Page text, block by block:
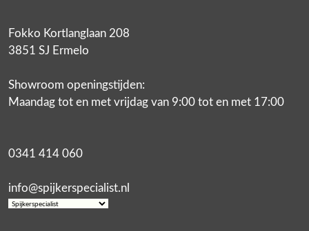
Fokko Kortlanglaan 208
3851 SJ Ermelo
Showroom openingstijden:
Maandag tot en met vrijdag van 9:00 tot en met 17:00
0341 414 060
info@spijkerspecialist.nl